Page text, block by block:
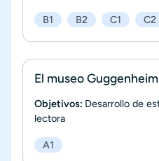
B1 B2 C1 C2
El museo
Objetivos: Desarrollo de
lectora
A1